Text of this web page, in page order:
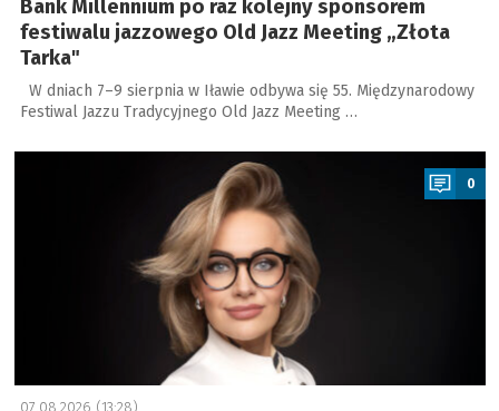
Bank Millennium po raz kolejny sponsorem
festiwalu jazzowego Old Jazz Meeting „Złota
Tarka"
W dniach 7–9 sierpnia w Iławie odbywa się 55. Międzynarodowy
Festiwal Jazzu Tradycyjnego Old Jazz Meeting …
a
0
07.08.2026 (13:28)